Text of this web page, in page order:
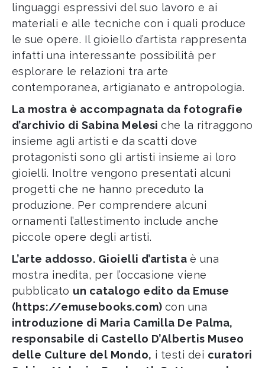
linguaggi espressivi del suo lavoro e ai
materiali e alle tecniche con i quali produce
le sue opere. Il gioiello d’artista rappresenta
infatti una interessante possibilità per
esplorare le relazioni tra arte
contemporanea, artigianato e antropologia.
La mostra è accompagnata da fotografie
d’archivio di Sabina Melesiche la ritraggono
insieme agli artisti e da scatti dove
protagonisti sono gli artisti insieme ai loro
gioielli. Inoltre vengono presentati alcuni
progetti che ne hanno preceduto la
produzione. Per comprendere alcuni
ornamenti l’allestimento include anche
piccole opere degli artisti.
L’arte addosso. Gioielli d’artista è una
mostra inedita, per l’occasione viene
pubblicato un catalogo edito da Emuse
(https://emusebooks.com)con una
introduzione di Maria Camilla De Palma,
responsabile di Castello D’Albertis Museo
delle Culture del Mondo, i testi dei curatori